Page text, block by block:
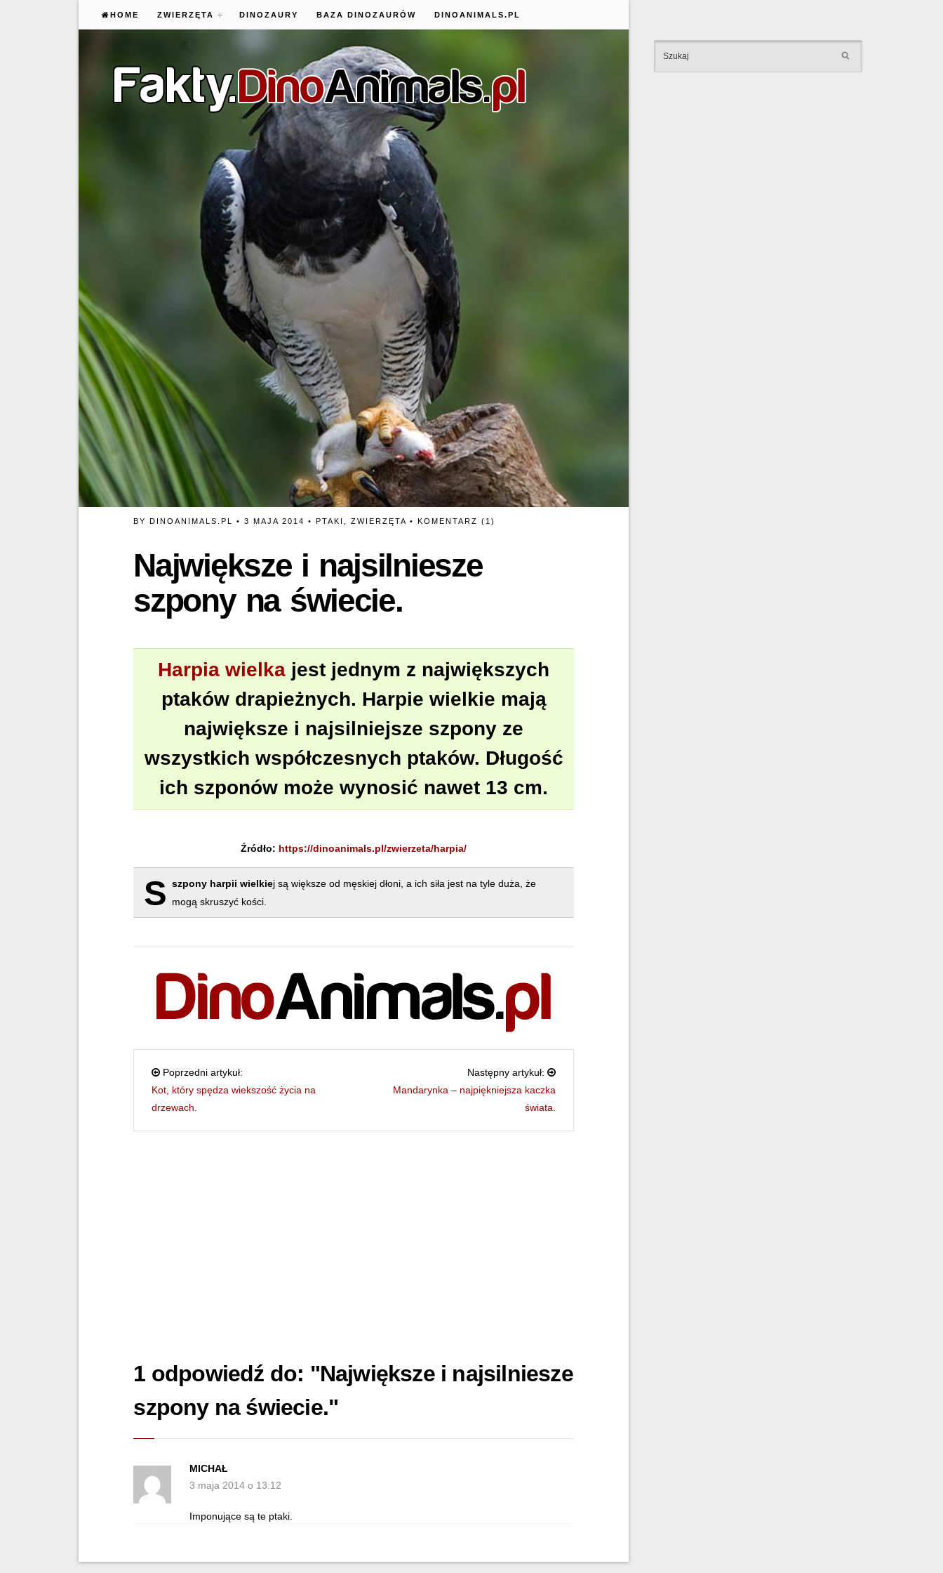
HOME ZWIERZĘTA DINOZAURY BAZA DINOZAURÓW DINOANIMALS.PL
BYDINOANIMALS.PL • 3 MAJA 2014 •PTAKI ,ZWIERZĘTA •KOMENTARZ (1)
Największe i najsilniesze
szpony na świecie.
Harpia wielka jest jednym z największych
ptaków drapieżnych. Harpie wielkie mają
największe i najsilniejsze szpony ze
wszystkich współczesnych ptaków. Długość
ich szponów może wynosić nawet 13 cm.
Źródło: https://dinoanimals.pl/zwierzeta/harpia/
S szpony harpii wielkiej są większe od męskiej dłoni, a ich siła jest na tyle duża, że
mogą skruszyć kości.
Poprzedni artykuł:
Kot, który spędza wiekszość życia na
drzewach.
Następny artykuł:
Mandarynka – najpiękniejsza kaczka
świata.
1 odpowiedź do: "Największe i najsilniesze
szpony na świecie."
MICHAŁ
3 maja 2014 o 13:12
Imponujące są te ptaki.